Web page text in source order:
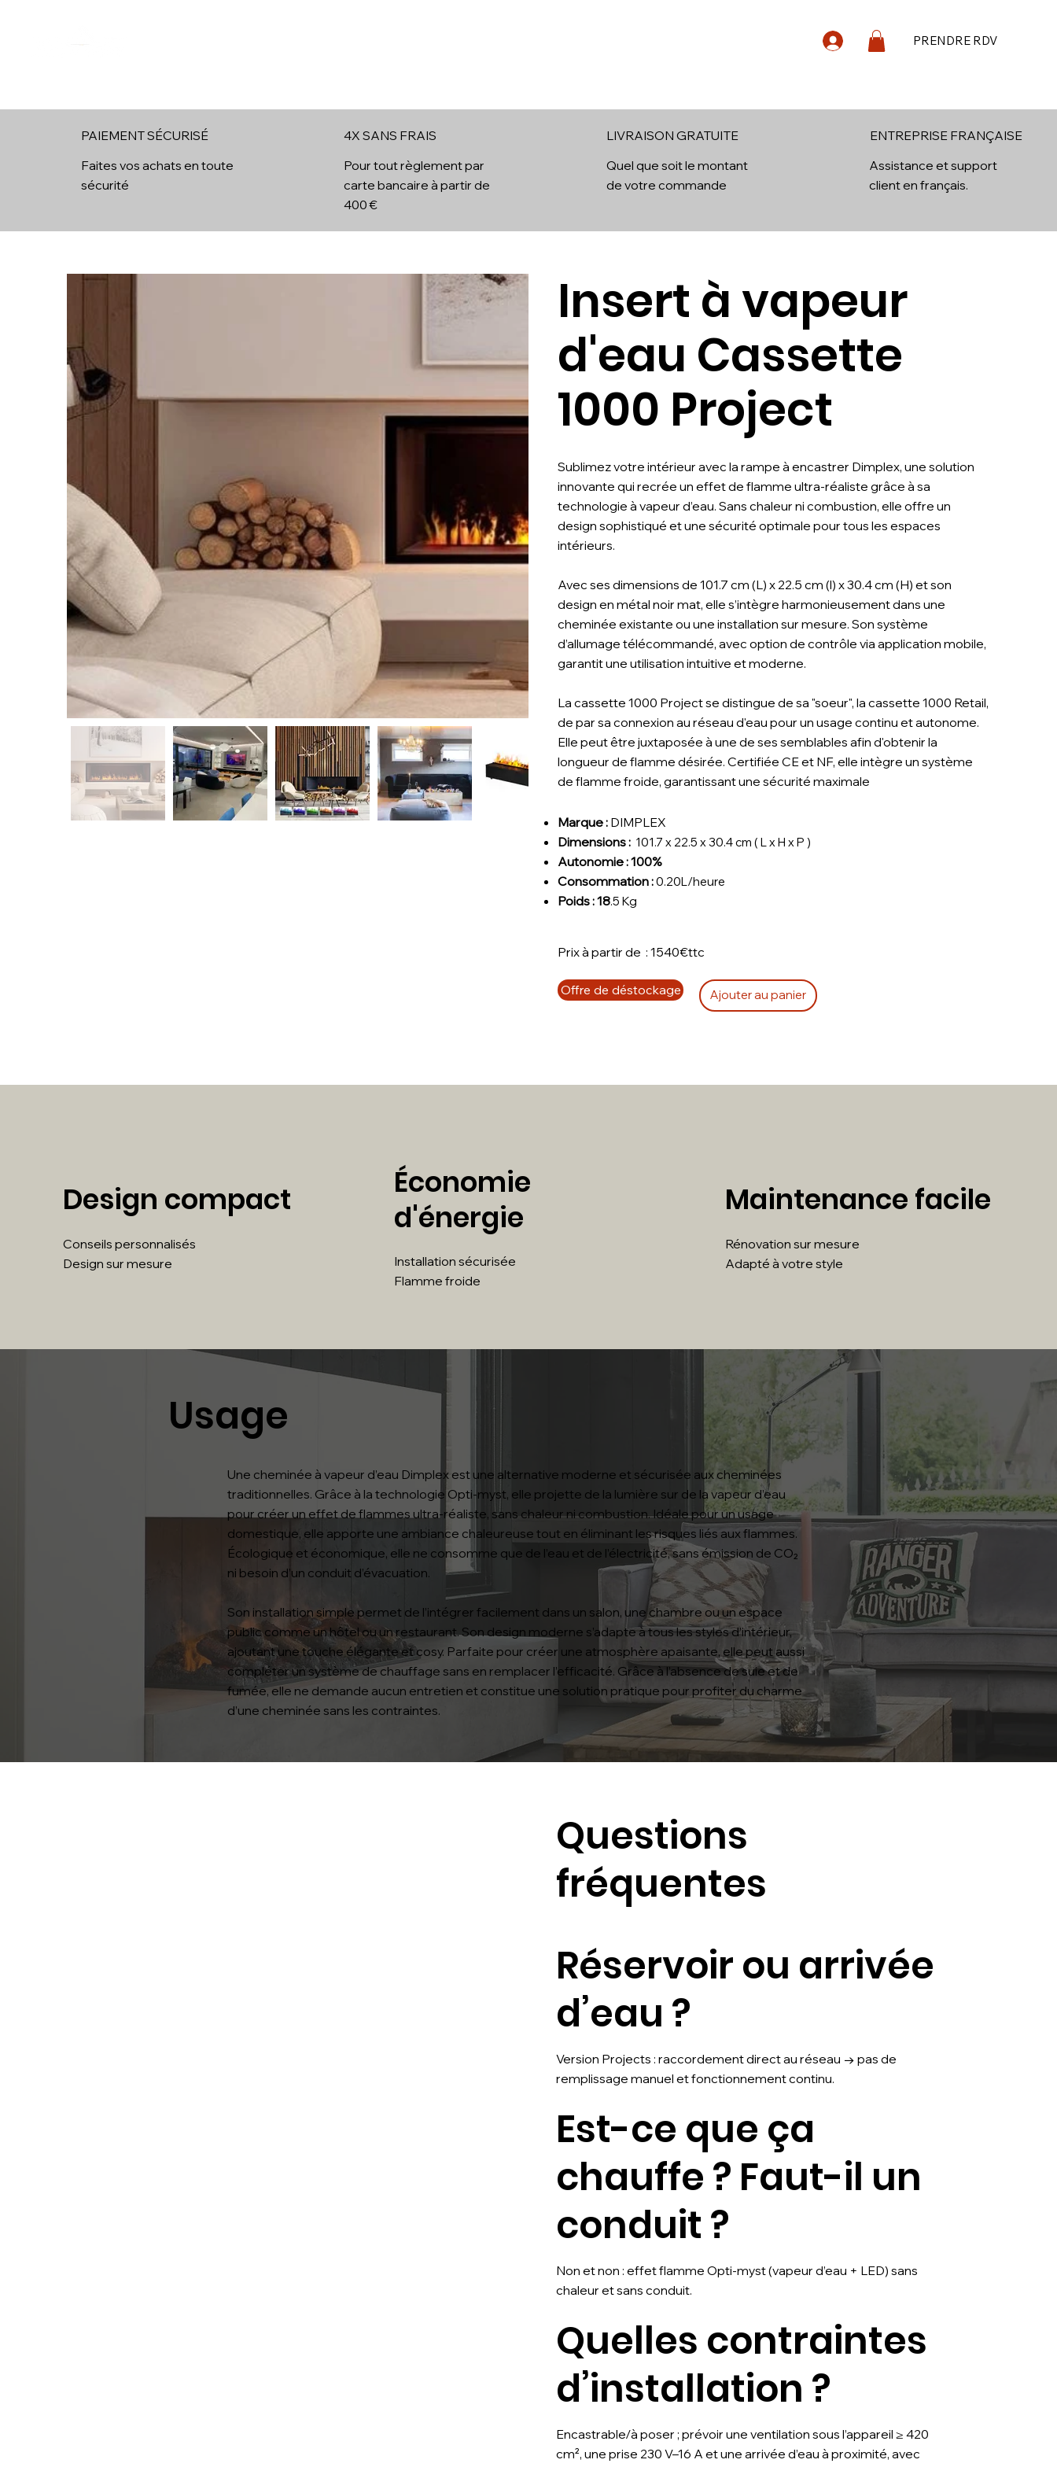
PRENDRE RDV
Insert à vapeur
d'eau Cassette
1000 Project
Sublimez votre intérieur avec la rampe à encastrer Dimplex, une solution
innovante qui recrée un effet de flamme ultra-réaliste grâce à sa
technologie à vapeur d’eau. Sans chaleur ni combustion, elle offre un
design sophistiqué et une sécurité optimale pour tous les espaces
intérieurs.
Avec ses dimensions de 101.7 cm (L) x 22.5 cm (l) x 30.4 cm (H) et son
design en métal noir mat, elle s’intègre harmonieusement dans une
cheminée existante ou une installation sur mesure. Son système
d’allumage télécommandé, avec option de contrôle via application mobile,
garantit une utilisation intuitive et moderne.
La cassette 1000 Project se distingue de sa "soeur", la cassette 1000 Retail,
de par sa connexion au réseau d'eau pour un usage continu et autonome.
Elle peut être juxtaposée à une de ses semblables afin d'obtenir la
longueur de flamme désirée. Certifiée CE et NF, elle intègre un système
de flamme froide, garantissant une sécurité maximale
Marque : DIMPLEX
Dimensions : 101.7 x 22.5 x 30.4 cm ( L x H x P )
Autonomie : 100%
Consommation :0.20L/heure
Poids : 18.5 Kg
Prix à partir de : 1540€ttc
Offre de déstockage Ajouter au panier
Design compact
Conseils personnalisés
Design sur mesure
Économie
d'énergie
Installation sécurisée
Flamme froide
Maintenance facile
Rénovation sur mesure
Adapté à votre style
Usage
Une cheminée à vapeur d’eau Dimplex est une alternative moderne et sécurisée aux cheminées
traditionnelles. Grâce à la technologie Opti-myst, elle projette de la lumière sur de la vapeur d’eau
pour créer un effet de flammes ultra-réaliste, sans chaleur ni combustion. Idéale pour un usage
domestique, elle apporte une ambiance chaleureuse tout en éliminant les risques liés aux flammes.
Écologique et économique, elle ne consomme que de l’eau et de l’électricité, sans émission de CO₂
ni besoin d’un conduit d’évacuation.
Son installation simple permet de l’intégrer facilement dans un salon, une chambre ou un espace
public comme un hôtel ou un restaurant. Son design moderne s’adapte à tous les styles d’intérieur,
ajoutant une touche élégante et cosy. Parfaite pour créer une atmosphère apaisante, elle peut aussi
compléter un système de chauffage sans en remplacer l’efficacité. Grâce à l’absence de suie et de
fumée, elle ne demande aucun entretien et constitue une solution pratique pour profiter du charme
d’une cheminée sans les contraintes.
Questions
fréquentes
Réservoir ou arrivée
d’eau ?
Version Projects : raccordement direct au réseau → pas de
remplissage manuel et fonctionnement continu.
Est-ce que ça
chauffe ? Faut-il un
conduit ?
Non et non : effet flamme Opti-myst (vapeur d’eau + LED) sans
chaleur et sans conduit.
Quelles contraintes
d’installation ?
Encastrable/à poser ; prévoir une ventilation sous l’appareil ≥ 420
cm², une prise 230 V–16 A et une arrivée d’eau à proximité, avec
PAIEMENT SÉCURISÉ
Faites vos achats en toute
sécurité
4x
4X SANS FRAIS
Pour tout règlement par
carte bancaire à partir de
400 €
LIVRAISON GRATUITE
Quel que soit le montant
de votre commande
ENTREPRISE FRANÇAISE
Assistance et support
client en français.